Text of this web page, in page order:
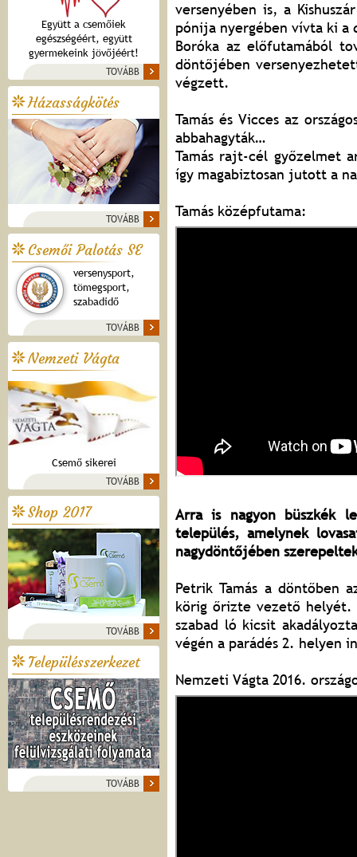
Együtt a csemőiek
egészségéért, együtt
gyermekeink jövőjéért!
TOVÁBB
Házasságkötés
TOVÁBB
Csemői Palotás SE
versenysport,
tömegsport,
szabadidő
TOVÁBB
Nemzeti Vágta
Csemő sikerei
TOVÁBB
Shop 2017
TOVÁBB
Településszerkezet
TOVÁBB
versenyében is, a Kishuszár
pónija nyergében vívta ki
Boróka az előfutamából
döntőjében
végzett.
Tamás és Vicces az
abbahagyták…
Tamás rajt-cél győzelmet
így magabiztosan jutott a
Tamás középfutama:
Arra is nagyon büszkék
település, amelynek
nagydöntőjében
Petrik Tamás a döntőben
körig őrizte vezető helyét.
szabad ló kicsit
végén a parádés 2. helyen
Nemzeti Vágta 2016.